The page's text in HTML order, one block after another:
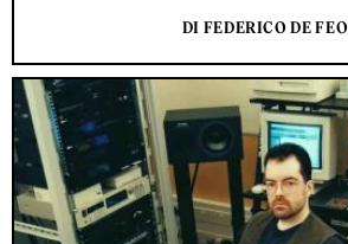
DI FEDERICO DE FEO